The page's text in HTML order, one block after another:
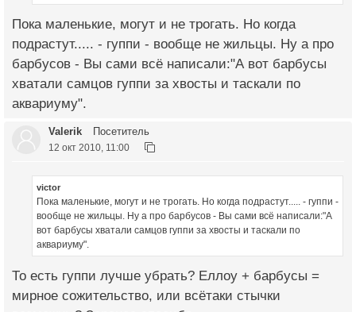
Пока маленькие, могут и не трогать. Но когда
подрастут..... - гуппи - вообще не жильцы. Ну а про
барбусов - Вы сами всё написали:"А вот барбусы
хватали самцов гуппи за хвосты и таскали по
аквариуму".
Valerik Посетитель
12 окт 2010, 11:00
victor
Пока маленькие, могут и не трогать. Но когда подрастут..... - гуппи -
вообще не жильцы. Ну а про барбусов - Вы сами всё написали:"А
вот барбусы хватали самцов гуппи за хвосты и таскали по
аквариуму".
То есть гуппи лучше убрать? Еллоу + барбусы =
мирное сожительство, или всётаки стычки